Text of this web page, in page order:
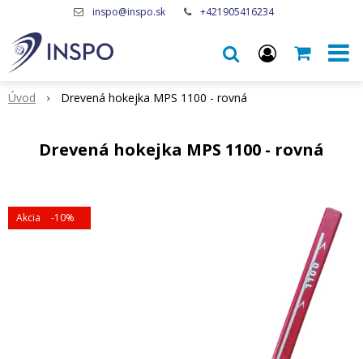
inspo@inspo.sk +421905416234
Úvod Drevená hokejka MPS 1100 - rovná
Drevená hokejka MPS 1100 - rovná
Akcia -10%